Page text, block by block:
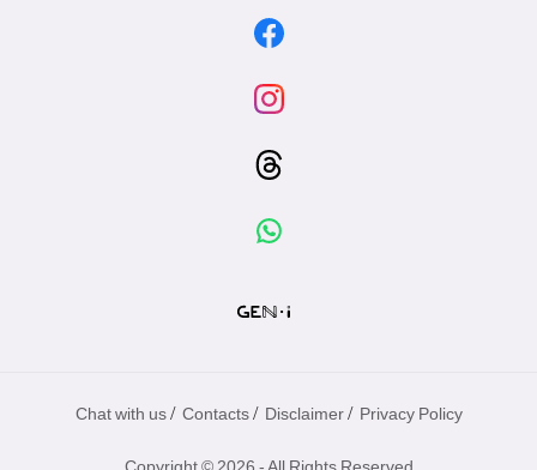
Chat with us / Contacts / Disclaimer / Privacy Policy